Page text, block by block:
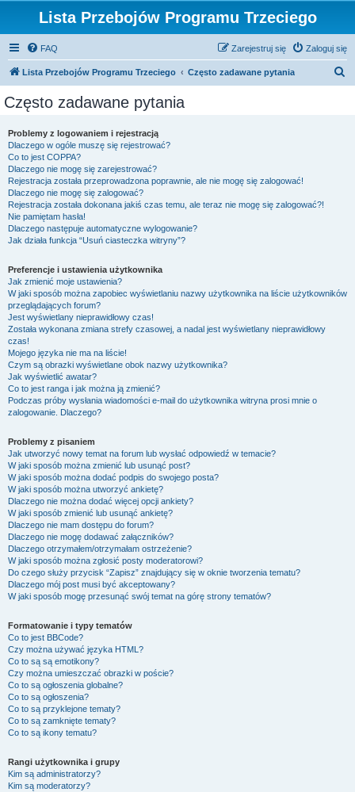
Lista Przebojów Programu Trzeciego
FAQ Zaloguj się
Zarejestruj się
Lista Przebojów Programu Trzeciego Często zadawane pytania
Często zadawane pytania
Problemy z logowaniem i rejestracją
Dlaczego w ogóle muszę się rejestrować?
Co to jest COPPA?
Dlaczego nie mogę się zarejestrować?
Rejestracja została przeprowadzona poprawnie, ale nie mogę się zalogować!
Dlaczego nie mogę się zalogować?
Rejestracja została dokonana jakiś czas temu, ale teraz nie mogę się zalogować?!
Nie pamiętam hasła!
Dlaczego następuje automatyczne wylogowanie?
Jak działa funkcja “Usuń ciasteczka witryny”?
Preferencje i ustawienia użytkownika
Jak zmienić moje ustawienia?
W jaki sposób można zapobiec wyświetlaniu nazwy użytkownika na liście użytkowników
przeglądających forum?
Jest wyświetlany nieprawidłowy czas!
Została wykonana zmiana strefy czasowej, a nadal jest wyświetlany nieprawidłowy
czas!
Mojego języka nie ma na liście!
Czym są obrazki wyświetlane obok nazwy użytkownika?
Jak wyświetlić awatar?
Co to jest ranga i jak można ją zmienić?
Podczas próby wysłania wiadomości e-mail do użytkownika witryna prosi mnie o
zalogowanie. Dlaczego?
Problemy z pisaniem
Jak utworzyć nowy temat na forum lub wysłać odpowiedź w temacie?
W jaki sposób można zmienić lub usunąć post?
W jaki sposób można dodać podpis do swojego posta?
W jaki sposób można utworzyć ankietę?
Dlaczego nie można dodać więcej opcji ankiety?
W jaki sposób zmienić lub usunąć ankietę?
Dlaczego nie mam dostępu do forum?
Dlaczego nie mogę dodawać załączników?
Dlaczego otrzymałem/otrzymałam ostrzeżenie?
W jaki sposób można zgłosić posty moderatorowi?
Do czego służy przycisk “Zapisz” znajdujący się w oknie tworzenia tematu?
Dlaczego mój post musi być akceptowany?
W jaki sposób mogę przesunąć swój temat na górę strony tematów?
Formatowanie i typy tematów
Co to jest BBCode?
Czy można używać języka HTML?
Co to są są emotikony?
Czy można umieszczać obrazki w poście?
Co to są ogłoszenia globalne?
Co to są ogłoszenia?
Co to są przyklejone tematy?
Co to są zamknięte tematy?
Co to są ikony tematu?
Rangi użytkownika i grupy
Kim są administratorzy?
Kim są moderatorzy?